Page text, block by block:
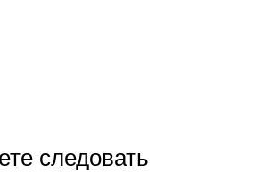
следовать